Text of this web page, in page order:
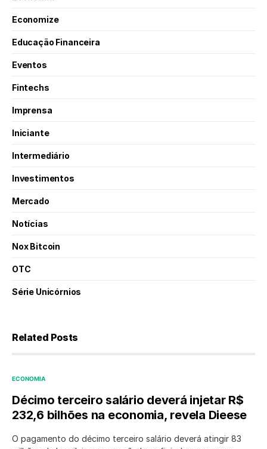
Economize
Educação Financeira
Eventos
Fintechs
Imprensa
Iniciante
Intermediário
Investimentos
Mercado
Notícias
Nox Bitcoin
OTC
Série Unicórnios
Related Posts
ECONOMIA
Décimo terceiro salário deverá injetar R$
232,6 bilhões na economia, revela Dieese
O pagamento do décimo terceiro salário deverá atingir 83